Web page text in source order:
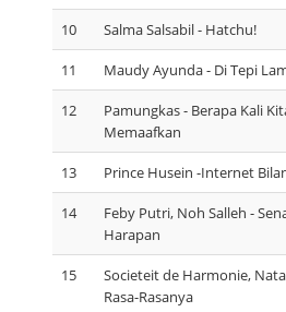
10 Salma Salsabil - Hatchu!
11 Maudy Ayunda - Di Tepi
12
Pamungkas - Berapa Kali
Memaafkan
13 Prince Husein -Internet
14
Feby Putri, Noh Salleh -
Harapan
15
Societeit de Harmonie,
Rasa-Rasanya